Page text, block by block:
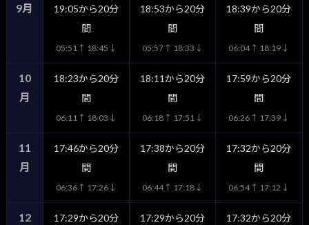
9月
19:05から20分
間
05:51↑ 18:45↓
18:53から20分
間
05:57↑ 18:33↓
18:39から20分
間
06:04↑ 18:19↓
10
月
18:23から20分
間
06:11↑ 18:03↓
18:11から20分
間
06:18↑ 17:51↓
17:59から20分
間
06:26↑ 17:39↓
11
月
17:46から20分
間
06:36↑ 17:26↓
17:38から20分
間
06:44↑ 17:18↓
17:32から20分
間
06:54↑ 17:12↓
12
17:29から20分
17:29から20分
17:32から20分